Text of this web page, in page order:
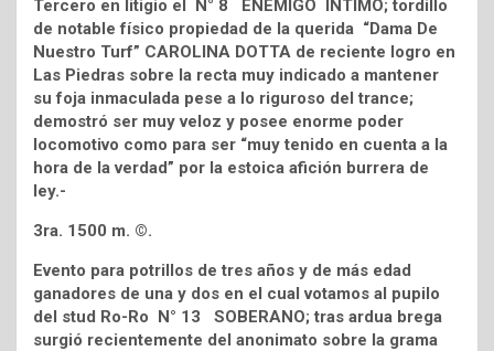
Tercero en litigio el N° 8 ENEMIGO INTIMO; tordillo
de notable físico propiedad de la querida “Dama De
Nuestro Turf” CAROLINA DOTTA de reciente logro en
Las Piedras sobre la recta muy indicado a mantener
su foja inmaculada pese a lo riguroso del trance;
demostró ser muy veloz y posee enorme poder
locomotivo como para ser “muy tenido en cuenta a la
hora de la verdad” por la estoica afición burrera de
ley.-
3ra. 1500 m. ©.
Evento para potrillos de tres años y de más edad
ganadores de una y dos en el cual votamos al pupilo
del stud Ro-Ro N° 13 SOBERANO; tras ardua brega
surgió recientemente del anonimato sobre la grama